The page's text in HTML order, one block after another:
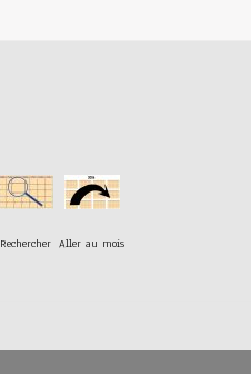
Rechercher Aller au mois